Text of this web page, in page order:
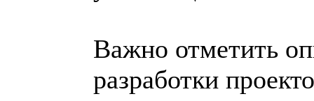
Важно отметить
разработки